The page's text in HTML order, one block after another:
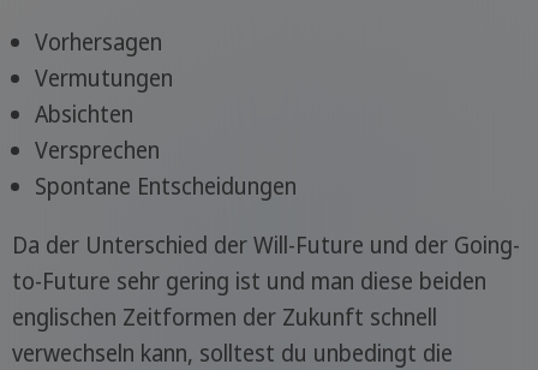
Vorhersagen
Vermutungen
Absichten
Versprechen
Spontane Entscheidungen
Da der Unterschied der Will-Future und der Going-
to-Future sehr gering ist und man diese beiden
englischen Zeitformen der Zukunft schnell
verwechseln kann, solltest du unbedingt die